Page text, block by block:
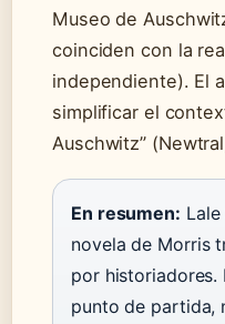
Museo de
coinciden con la
independiente). El
simplificar el
Auschwitz”
En resumen:
novela de Morris
por historiadores.
punto de partida,